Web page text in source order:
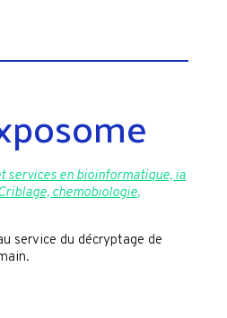
services en bioinformatique, ia
chemobiologie,
service du décryptage de